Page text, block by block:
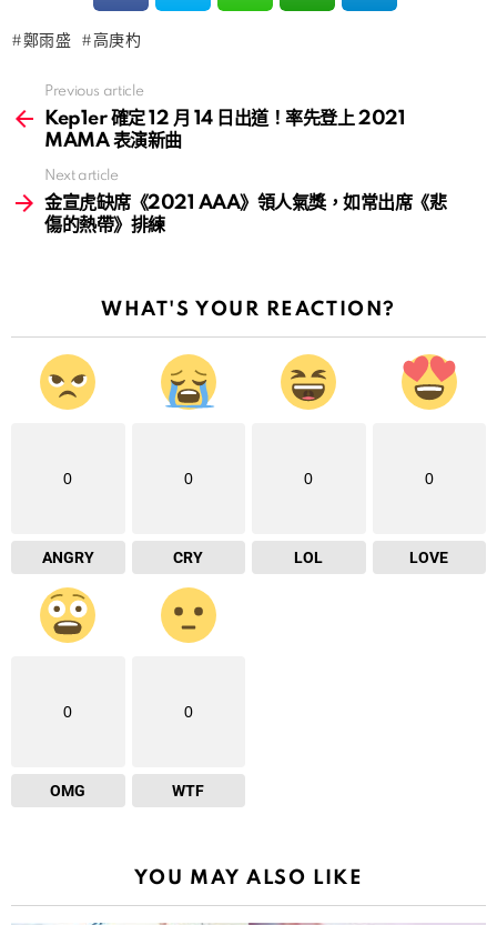
鄭雨盛 高庚杓
more
Previous article
Kep1er 確定 12 月 14 日出道！率先登上 2021
MAMA 表演新曲
Next article
金宣虎缺席《2021 AAA》領人氣獎，如常出席《悲
傷的熱帶》排練
WHAT'S YOUR REACTION?
0
ANGRY
0
CRY
0
LOL
0
LOVE
0
OMG
0
WTF
YOU MAY ALSO LIKE